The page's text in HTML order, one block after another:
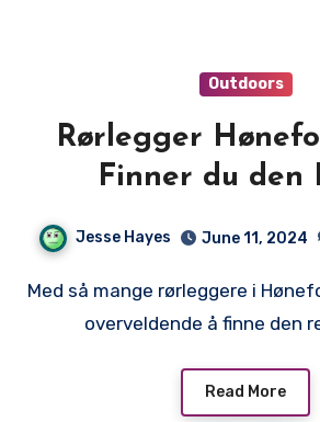
Outdoors
Rørlegger
Finner du den
Jesse Hayes June 11, 2024
Med så mange rørleggere i Hønefoss kan det være
overveldende å finne den
Read More